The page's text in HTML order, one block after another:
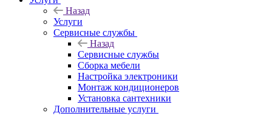
Назад
Услуги
Сервисные службы
Назад
Сервисные службы
Сборка мебели
Настройка электроники
Монтаж кондиционеров
Установка сантехники
Дополнительные услуги